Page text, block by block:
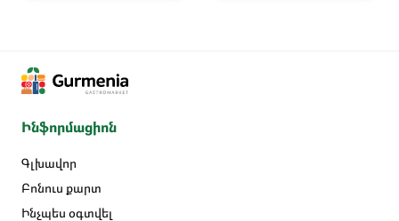
Ինֆորմացիոն
Գլխավոր
Բոնուս քարտ
Ինչպես օգտվել